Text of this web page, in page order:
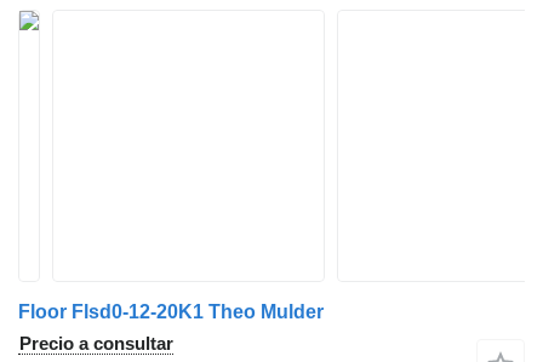
Floor Flsd0-12-20K1 Theo Mulder
Precio a consultar